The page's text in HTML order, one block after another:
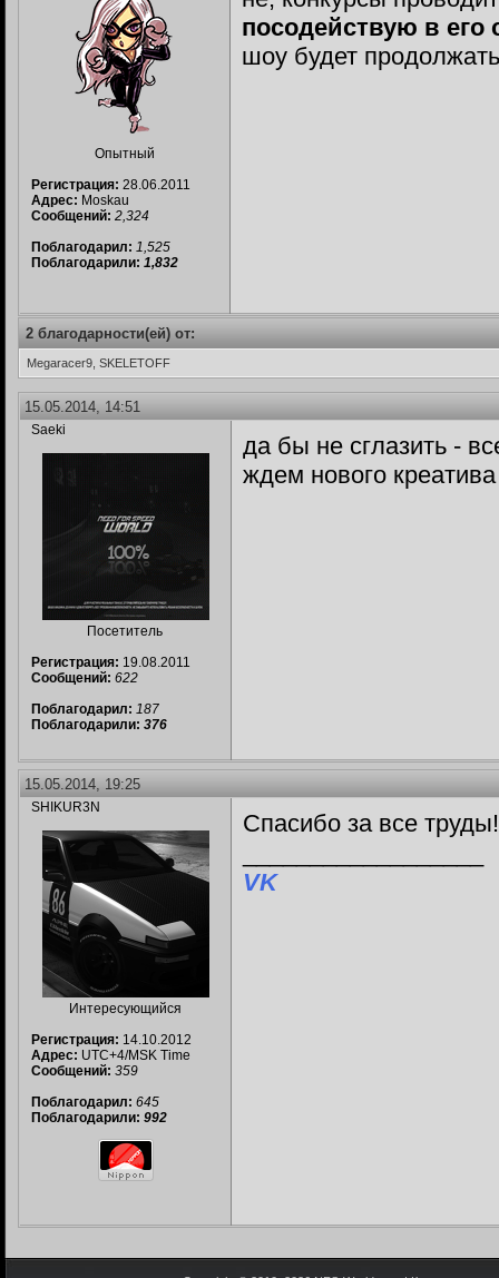
Опытный
Регистрация: 28.06.2011
Адрес: Moskau
Сообщений: 2,324
Поблагодарил: 1,525
Поблагодарили: 1,832
посодействую в его
шоу будет
2 благодарности(ей) от:
Megaracer9, SKELETOFF
15.05.2014, 14:51
Saeki
Посетитель
Регистрация: 19.08.2011
Сообщений: 622
Поблагодарил: 187
Поблагодарили: 376
да бы не сглазить -
ждем нового
15.05.2014, 19:25
SHIKUR3N
Интересующийся
Регистрация: 14.10.2012
Адрес: UTC+4/MSK Time
Сообщений: 359
Поблагодарил: 645
Поблагодарили: 992
Спасибо за все
VK